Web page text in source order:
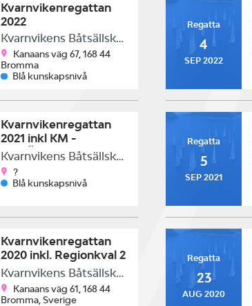
Kvarnvikenregattan
2022
Kvarnvikens Båtsällskap
Kanaans väg 67, 168 44
Bromma
Blå kunskapsnivå
Regatta
4
SEP 2022
Kvarnvikenregattan
2021 inkl KM -
INSTÄLLD
Kvarnvikens Båtsällskap
?
Blå kunskapsnivå
Regatta
5
SEP 2021
Kvarnvikenregattan
2020 inkl. Regionkval 2
- region 2 & GP OK-
jolle
Kvarnvikens Båtsällskap
Kanaans väg 61, 168 44
Bromma, Sverige
Regatta
23
AUG 2020